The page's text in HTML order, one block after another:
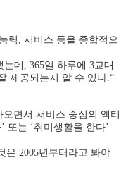
력, 서비스 등을 종합적으
데, 365일 하루에 3교대
제공되는지 알 수 있다.“
면서 서비스 중심의 액티
또는 ‘취미생활을 한다’
은 2005년부터라고 봐야